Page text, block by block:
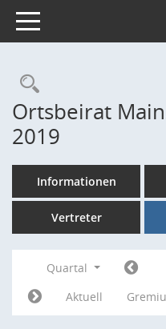
Toggle navigation
Ortsbeirat
2019
Informationen
Vertreter
Quartal
Aktuell